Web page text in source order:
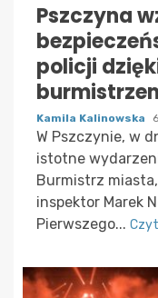
Pszczyna
policji
Kamila Kalinowska
W Pszczynie, w
istotne
Burmistrz
inspektor Marek
Pierwszego...